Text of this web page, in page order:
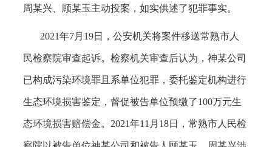
周某兴、顾某玉主动投案，如实供述了犯罪事实。
2021年7月19日，公安机关将案件移送常熟市人
民检察院审查起诉。检察机关审查后认为，神某公司
已构成污染环境罪且系单位犯罪，委托鉴定机构进行
生态环境损害鉴定，督促被告单位预缴了100万元生
态环境损害赔偿金。2021年11月18日，常熟市人民检